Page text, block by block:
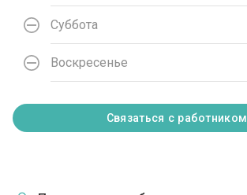
Суббота
Воскресенье
Связаться с работником